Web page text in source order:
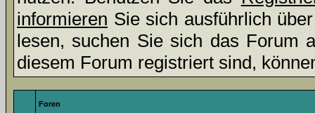
informieren Sie sich ausführlich
lesen, suchen Sie sich das Forum
diesem Forum registriert sind,
Foren